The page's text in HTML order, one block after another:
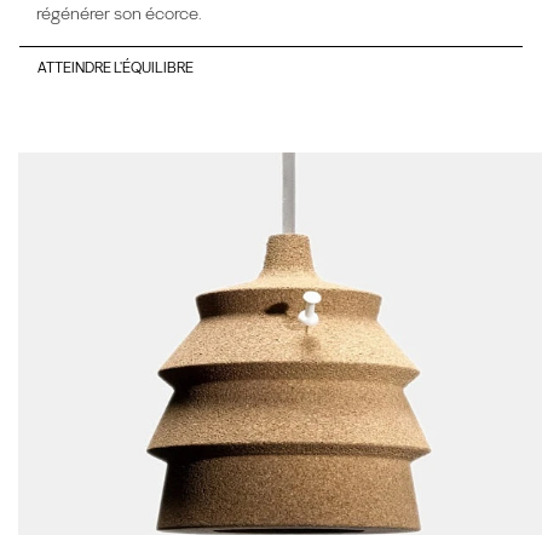
régénérer son écorce.
ATTEINDRE L'ÉQUILIBRE